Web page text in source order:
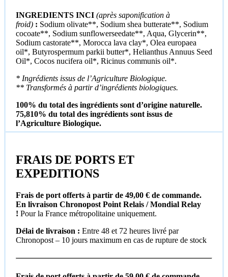
INGREDIENTS INCI (après saponification à
froid) : Sodium olivate**, Sodium shea butterate**, Sodium
cocoate**, Sodium sunflowerseedate**, Aqua, Glycerin**,
Sodium castorate**, Morocca lava clay*, Olea europaea
oil*, Butyrospermum parkii butter*, Helianthus Annuus Seed
Oil*, Cocos nucifera oil*, Ricinus communis oil*.
* Ingrédients issus de l’Agriculture Biologique.
** Transformés à partir d’ingrédients biologiques.
100% du total des ingrédients sont d’origine naturelle.
75,810% du total des ingrédients sont issus de
l’Agriculture Biologique.
FRAIS DE PORTS ET
EXPEDITIONS
Frais de port offerts à partir de 49,00 € de commande.
En livraison Chronopost Point Relais / Mondial Relay
! Pour la France métropolitaine uniquement.
Délai de livraison : Entre 48 et 72 heures livré par
Chronopost – 10 jours maximum en cas de rupture de stock